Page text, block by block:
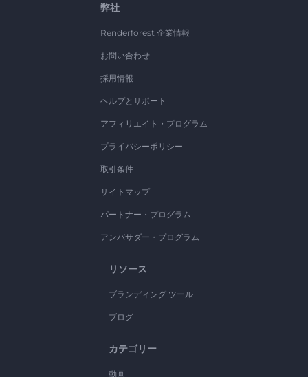
弊社
Renderforest 企業情報
お問い合わせ
採用情報
ヘルプとサポート
アフィリエイト・プログラム
プライバシーポリシー
取引条件
サイトマップ
パートナー・プログラム
アンバサダー・プログラム
リソース
ブランディング ツール
ブログ
カテゴリー
動画